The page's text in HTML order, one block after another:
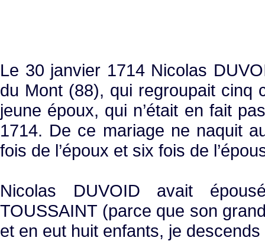
Le 30 janvier 1714 Nicolas
du Mont (88), qui regroupait cinq
jeune époux, qui n’était en fait
1714. De ce mariage ne naquit
fois de l’époux et six fois de
Nicolas DUVOID avait
TOUSSAINT (parce que son
et en eut huit enfants, je descends